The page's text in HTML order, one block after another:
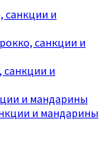
санкции и
санкции и
санкции и
и мандарины
и мандарины